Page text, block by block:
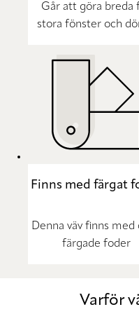
Går att göra breda
stora fönster och
Finns med färgat
Denna väv finns med
färgade foder
Varför